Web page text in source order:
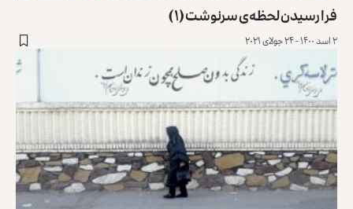
فرا رسیدن لحظه‌ی سرنوشت (۱)
۲ اسد ۱۴۰۰ - ۲۴ جولای ۲۰۲۱